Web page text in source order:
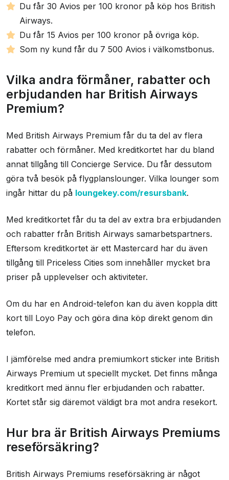
Du får 30 Avios per 100 kronor på köp hos British
Airways.
Du får 15 Avios per 100 kronor på övriga köp.
Som ny kund får du 7 500 Avios i välkomstbonus.
Vilka andra förmåner, rabatter och
erbjudanden har British Airways
Premium?
Med British Airways Premium får du ta del av flera
rabatter och förmåner. Med kreditkortet har du bland
annat tillgång till Concierge Service. Du får dessutom
göra två besök på flygplanslounger. Vilka lounger som
ingår hittar du på loungekey.com/resursbank.
Med kreditkortet får du ta del av extra bra erbjudanden
och rabatter från British Airways samarbetspartners.
Eftersom kreditkortet är ett Mastercard har du även
tillgång till Priceless Cities som innehåller mycket bra
priser på upplevelser och aktiviteter.
Om du har en Android-telefon kan du även koppla ditt
kort till Loyo Pay och göra dina köp direkt genom din
telefon.
I jämförelse med andra premiumkort sticker inte British
Airways Premium ut speciellt mycket. Det finns många
kreditkort med ännu fler erbjudanden och rabatter.
Kortet står sig däremot väldigt bra mot andra resekort.
Hur bra är British Airways Premiums
reseförsäkring?
British Airways Premiums reseförsäkring är något